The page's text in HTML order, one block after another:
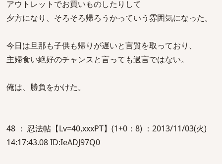
アウトレットでお買いものしたりして
夕方になり、そろそろ帰ろうかっていう雰囲気になった。
今日は旦那も子供も帰りが遅いと言質を取っており、
主婦食い絶好のチャンスと言っても過言ではない。
俺は、勝負をかけた。
48 ： 忍法帖【Lv=40,xxxPT】(1+0：8) ：2013/11/03(火)
14:17:43.08 ID:IeADJ97Q0